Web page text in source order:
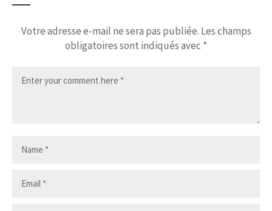
Votre adresse e-mail ne sera pas publiée. Les champs
obligatoires sont indiqués avec *